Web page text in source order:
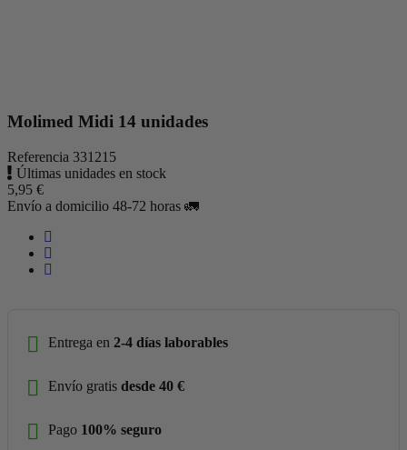
Molimed Midi 14 unidades
Referencia 331215
Últimas unidades en stock
5,95 €
Envío a domicilio 48-72 horas 🚛
Entrega en 2-4 días laborables
Envío gratis desde 40 €
Pago 100% seguro